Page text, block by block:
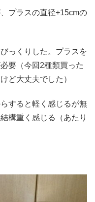
プラスの直径+15cmの
っくりした。プラスを
要（今回2種類買った
ど大丈夫でした）
すると軽く感じるが無
構重く感じる（あたり